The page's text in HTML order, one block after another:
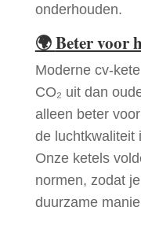
onderhouden.
🌍Beter voor
Moderne cv-
CO₂ uit dan
alleen beter
de luchtkwaliteit
Onze ketels
normen, zodat
duurzame